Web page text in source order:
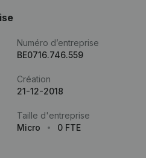
Numéro d’entreprise
BE0716.746.559
Création
21-12-2018
Taille d'entreprise
Micro
0 FTE